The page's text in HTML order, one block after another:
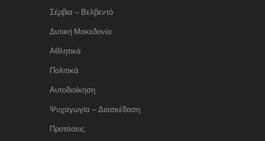
Σέρβια – Βελβεντό
Δυτική Μακεδονία
Αθλητικά
Πολιτικά
Αυτοδιοίκηση
Ψυχαγωγία – Διασκέδαση
Προτάσεις